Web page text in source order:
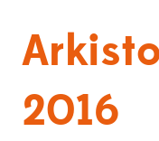
2016